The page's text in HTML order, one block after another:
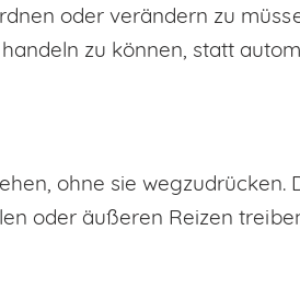
oder verändern zu
zu können, statt
ohne sie wegzudrücken.
oder äußeren Reizen